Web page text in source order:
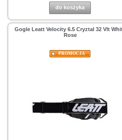
do koszyka
Gogle Leatt Velocity 6.5 Cryztal 32 Vlt
Rose
PROMOCJA